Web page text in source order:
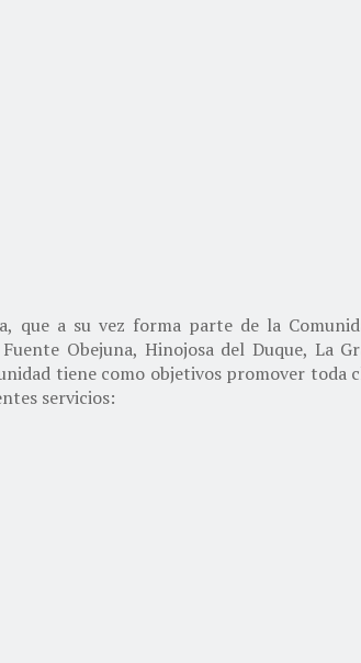
que a su vez forma parte de la
Obejuna, Hinojosa del Duque, La
tiene como objetivos promover toda
servicios: